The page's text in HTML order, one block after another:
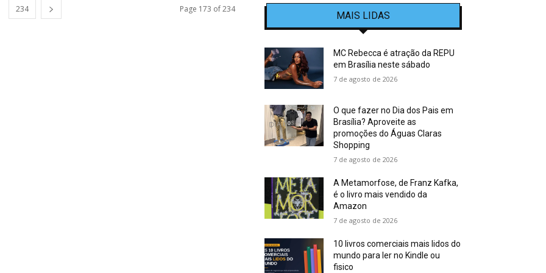
234 Page 173 of 234
MAIS LIDAS
MC Rebecca é atração da REPU
em Brasília neste sábado
7 de agosto de 2026
O que fazer no Dia dos Pais em
Brasília? Aproveite as
promoções do Águas Claras
Shopping
7 de agosto de 2026
A Metamorfose, de Franz Kafka,
é o livro mais vendido da
Amazon
7 de agosto de 2026
10 livros comerciais mais lidos do
mundo para ler no Kindle ou
fisico